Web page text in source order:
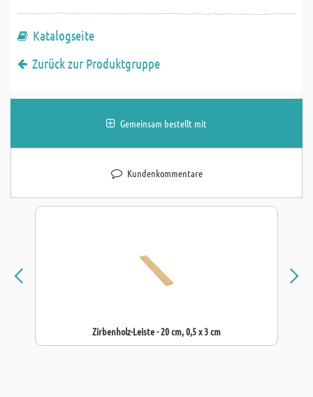
Katalogseite
Zurück zur Produktgruppe
Gemeinsam bestellt mit
Kundenkommentare
Zirbenholz-Leiste - 20 cm, 0,5 x 3 cm